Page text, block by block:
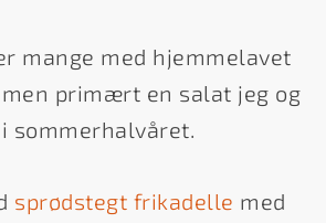
mange med hjemmelavet
primært en salat jeg og
sommerhalvåret.
sprødstegt frikadelle med